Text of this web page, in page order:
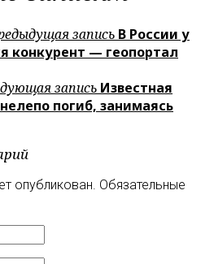
запись В России у
конкурент — геопортал
запись Известная
погиб, занимаясь
опубликован. Обязательные